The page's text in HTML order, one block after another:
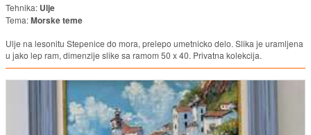
Tehnika: Ulje
Tema:Morske teme
Ulje na lesonitu Stepenice do mora, prelepo umetnicko delo. Slika je uramljena
u jako lep ram, dimenzije slike sa ramom 50 x 40. Privatna kolekcija.